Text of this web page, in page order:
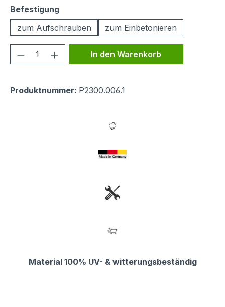
Befestigungauswählen
zum Aufschrauben
zum Einbetonieren
Produkt Anzahl: Gib den
In den Warenkorb
Produktnummer: P2300.006.1
Material 100% UV- & witterungsbeständig